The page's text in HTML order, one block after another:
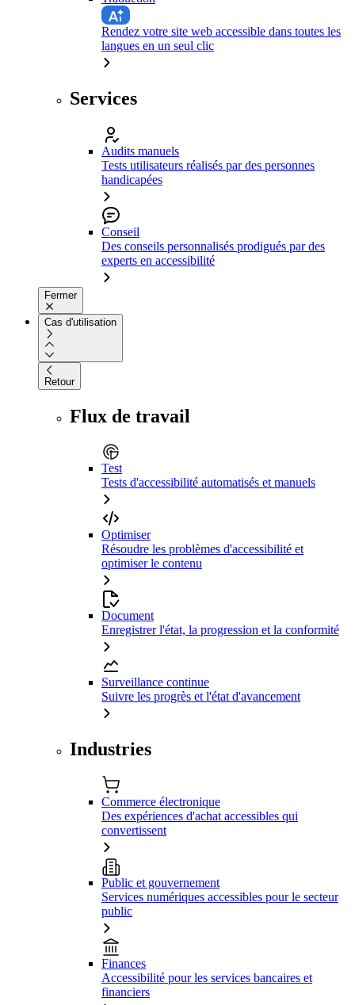
Rendez votre site web accessible dans toutes les
langues en un seul clic
Services
Audits manuels
Tests utilisateurs réalisés par des personnes
handicapées
Conseil
Des conseils personnalisés prodigués par des
experts en accessibilité
Fermer
Cas d'utilisation
Retour
Flux de travail
Test
Tests d'accessibilité automatisés et manuels
Optimiser
Résoudre les problèmes d'accessibilité et
optimiser le contenu
Document
Enregistrer l'état, la progression et la conformité
Surveillance continue
Suivre les progrès et l'état d'avancement
Industries
Commerce électronique
Des expériences d'achat accessibles qui
convertissent
Public et gouvernement
Services numériques accessibles pour le secteur
public
Finances
Accessibilité pour les services bancaires et
financiers